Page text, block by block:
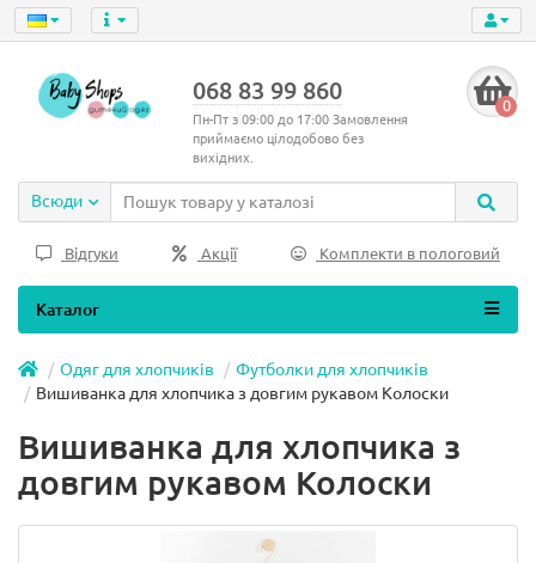
068 83 99 860
Пн-Пт з 09:00 до 17:00 Замовлення
приймаємо цілодобово без
вихідних.
0
Всюди
Відгуки Акції Комплекти в пологовий
Каталог
Одяг для хлопчиків
Футболки для хлопчиків
Вишиванка для хлопчика з довгим рукавом Колоски
Вишиванка для хлопчика з
довгим рукавом Колоски